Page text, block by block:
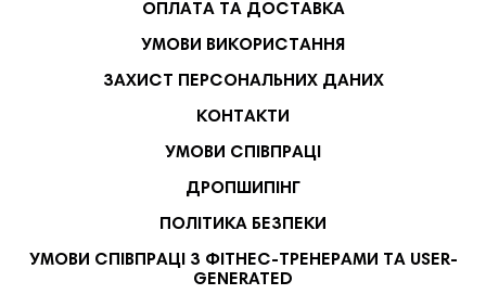
ОПЛАТА ТА ДОСТАВКА
УМОВИ ВИКОРИСТАННЯ
ЗАХИСТ ПЕРСОНАЛЬНИХ ДАНИХ
КОНТАКТИ
УМОВИ СПІВПРАЦІ
ДРОПШИПІНГ
ПОЛІТИКА БЕЗПЕКИ
УМОВИ СПІВПРАЦІ З ФІТНЕС-ТРЕНЕРАМИ ТА USER-
GENERATED